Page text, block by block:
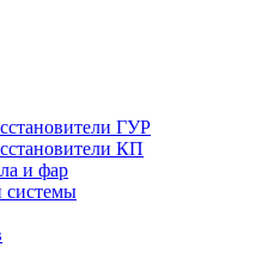
ГУР
КП
и фар
системы